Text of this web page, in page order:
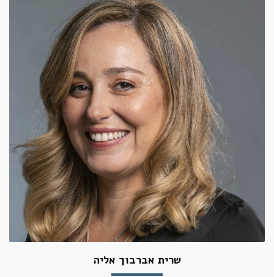
שרית אברבוך אליה